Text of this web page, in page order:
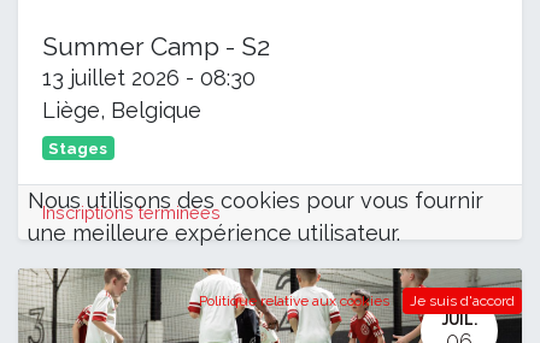
Summer Camp - S2
13 juillet 2026 - 08:30
Liège, Belgique
Stages
Inscriptions terminées
JUIL.
Nous utilisons des cookies pour vous fournir
une meilleure expérience utilisateur.
Politique relative aux cookies Je suis d'accord